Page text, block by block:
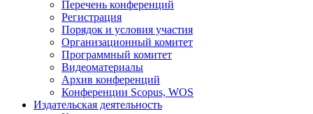
Перечень конференций
Регистрация
Порядок и условия участия
Организационный комитет
Программный комитет
Видеоматериалы
Архив конференций
Конференции Scopus, WOS
Издательская деятельность